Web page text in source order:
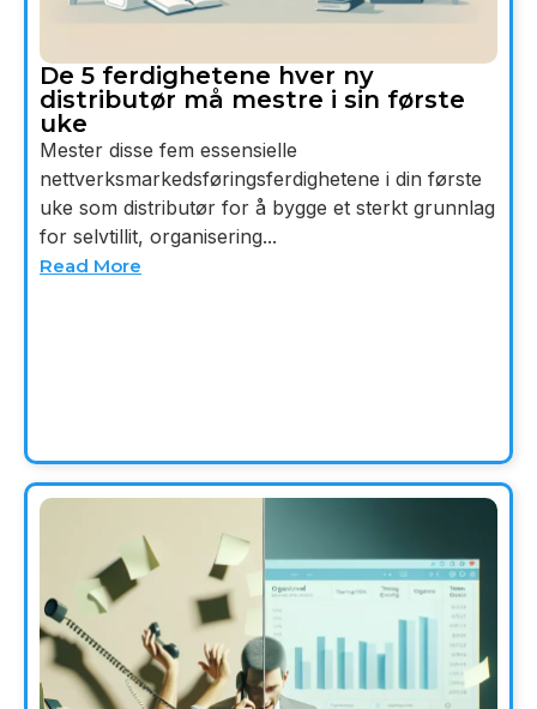
De 5 ferdighetene hver ny
distributør må mestre i sin første
uke
Mester disse fem essensielle
nettverksmarkedsføringsferdighetene i din første
uke som distributør for å bygge et sterkt grunnlag
for selvtillit, organisering...
Read More